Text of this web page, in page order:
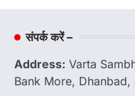
संपर्क करें –
Address: Varta
Bank More, Dhanbad,